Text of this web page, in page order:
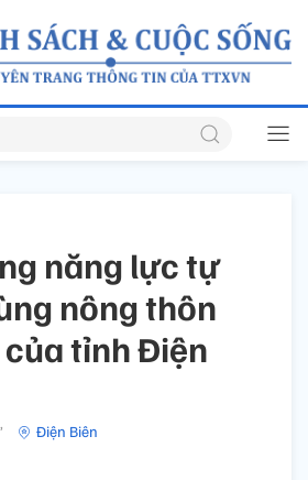
năng lực tự
nông thôn
tỉnh Điện
Điện Biên